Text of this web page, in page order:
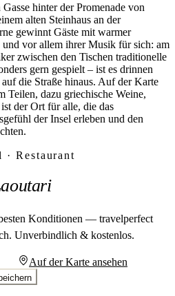
hinter der Promenade von
alten Steinhaus an der
gewinnt Gäste mit warmer
vor allem ihrer Musik für sich: am
zwischen den Tischen traditionelle
gern gespielt – ist es drinnen
die Straße hinaus. Auf der Karte
Teilen, dazu griechische Weine,
der Ort für alle, die das
der Insel erleben und den
· Restaurant
Konditionen — travelperfect
Unverbindlich & kostenlos.
Auf der Karte ansehen